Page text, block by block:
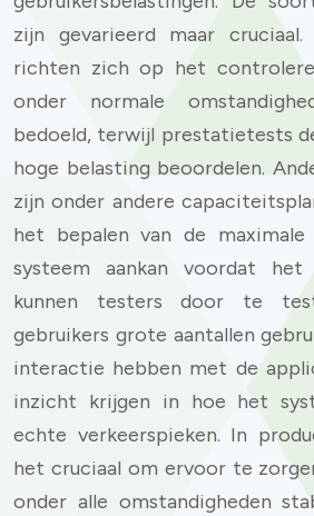
zijn gevarieerd maar
richten zich op het
onder normale
bedoeld, terwijl prestatietests
hoge belasting beoordelen.
zijn onder andere
het bepalen van de
systeem aankan voordat het
kunnen testers door te
gebruikers grote aantallen
interactie hebben met de
inzicht krijgen in hoe het
echte verkeerspieken. In
het cruciaal om ervoor te
onder alle omstandigheden